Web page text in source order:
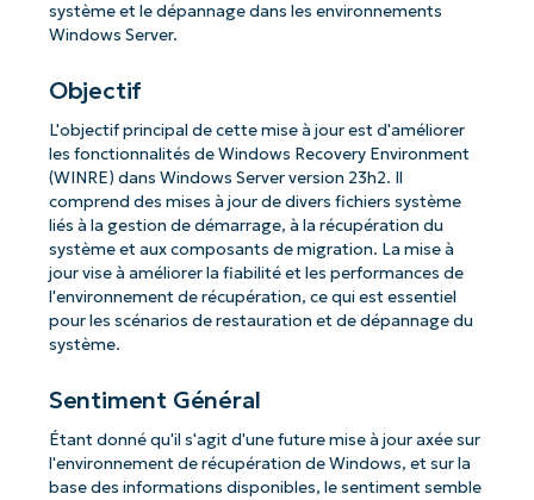
système et le dépannage dans les environnements
Windows Server.
Objectif
L'objectif principal de cette mise à jour est d'améliorer
les fonctionnalités de Windows Recovery Environment
(WINRE) dans Windows Server version 23h2. Il
comprend des mises à jour de divers fichiers système
liés à la gestion de démarrage, à la récupération du
système et aux composants de migration. La mise à
jour vise à améliorer la fiabilité et les performances de
l'environnement de récupération, ce qui est essentiel
pour les scénarios de restauration et de dépannage du
système.
Sentiment Général
Étant donné qu'il s'agit d'une future mise à jour axée sur
l'environnement de récupération de Windows, et sur la
base des informations disponibles, le sentiment semble